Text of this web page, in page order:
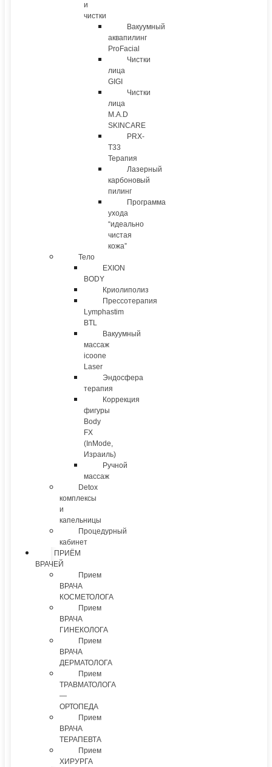
и
чистки
Вакуумный
аквапилинг
ProFacial
Чистки
лица
GIGI
Чистки
лица
M.A.D
SKINCARE
PRX-
T33
Терапия
Лазерный
карбоновый
пилинг
Программа
ухода
“идеально
чистая
кожа”
Тело
EXION
BODY
Криолиполиз
Прессотерапия
Lymphastim
BTL
Вакуумный
массаж
icoone
Laser
Эндосфера
терапия
Коррекция
фигуры
Body
FX
(InMode,
Израиль)
Ручной
массаж
Detox
комплексы
и
капельницы
Процедурный
кабинет
ПРИЁМ
ВРАЧЕЙ
Прием
ВРАЧА
КОСМЕТОЛОГА
Прием
ВРАЧА
ГИНЕКОЛОГА
Прием
ВРАЧА
ДЕРМАТОЛОГА
Прием
ТРАВМАТОЛОГА
—
ОРТОПЕДА
Прием
ВРАЧА
ТЕРАПЕВТА
Прием
ХИРУРГА